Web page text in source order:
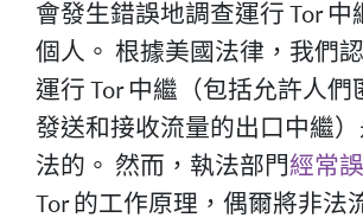
會發生錯誤地調查運行 Tor 中
個人。 根據美國法律，我們
運行 Tor 中繼（包括允許人們
發送和接收流量的出口中繼
法的。 然而，執法部門經常
Tor 的工作原理，偶爾將非法